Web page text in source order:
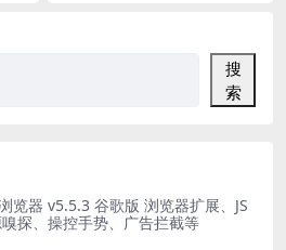
搜
索
览器 v5.5.3 谷歌版 浏览器扩展、JS
探、操控手势、广告拦截等